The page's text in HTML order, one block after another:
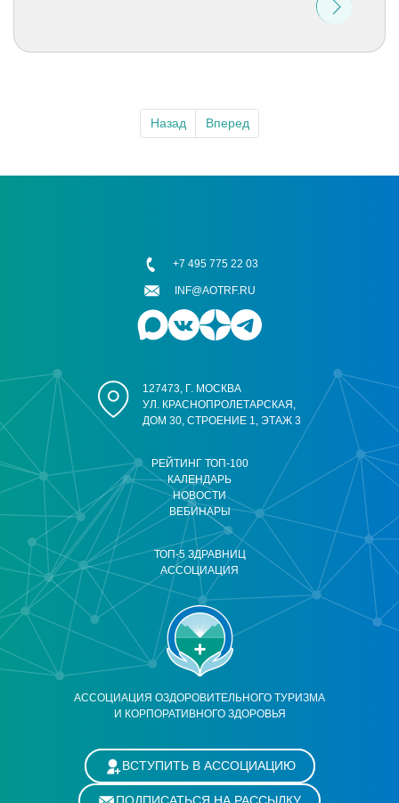
Назад Вперед
АССОЦИАЦИЯ ОЗДОРОВИТЕЛЬНОГО ТУРИЗМА
И КОРПОРАТИВНОГО ЗДОРОВЬЯ
РЕЙТИНГ ТОП-100
КАЛЕНДАРЬ
НОВОСТИ
ВЕБИНАРЫ
ТОП-5 ЗДРАВНИЦ
АССОЦИАЦИЯ
127473, Г. МОСКВА
УЛ. КРАСНОПРОЛЕТАРСКАЯ,
ДОМ 30, СТРОЕНИЕ 1, ЭТАЖ 3
+7 495 775 22 03
INF@AOTRF.RU
ВСТУПИТЬ В АССОЦИАЦИЮ